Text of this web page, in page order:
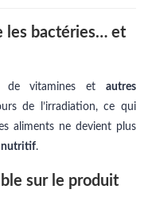
les bactéries… et
de vitamines et autres
de l’irradiation, ce qui
aliments ne devient plus
nutritif.
sur le produit